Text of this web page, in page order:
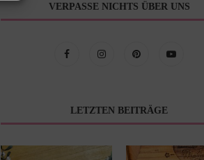
VERPASSE NICHTS ÜBER UNS
LETZTEN BEITRÄGE